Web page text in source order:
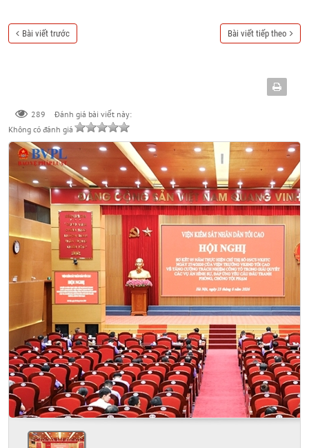
Bài viết trước Bài viết tiếp theo
289
Đánh giá bài viết này:
Không có đánh giá